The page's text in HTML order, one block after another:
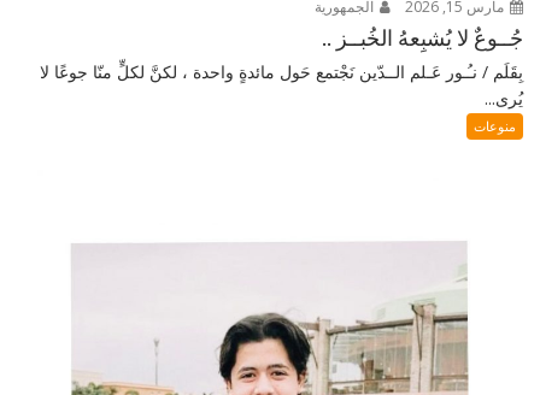
مارس 15, 2026 الجمهورية
جُــوعٌ لا يُشبِعهُ الخُبــز ..
بِقَلَم / نـُـور عَـلم الــدّين نَجْتمع حَول مائدةٍ واحدة ، لكنَّ لكلٍّ منّا جوعًا لا
يُرى...
منوعات